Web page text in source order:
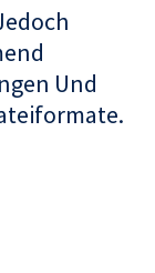
Und